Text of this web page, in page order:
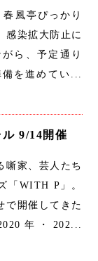
風亭ぴっかり
染拡大防止に
ら、予定通り
を進めてい...
9/14開催
噺家、芸人たち
「WITH P」。
で開催してきた
年・202...